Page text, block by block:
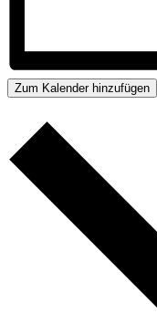
Zum Kalender hinzufügen